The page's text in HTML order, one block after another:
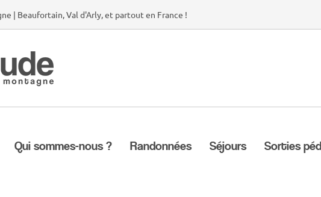
| Beaufortain, Val d'Arly, et partout en France !
Qui sommes-nous ? Randonnées Séjours Sorties